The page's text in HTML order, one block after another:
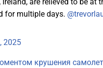
for multiple days.
2025
крушения